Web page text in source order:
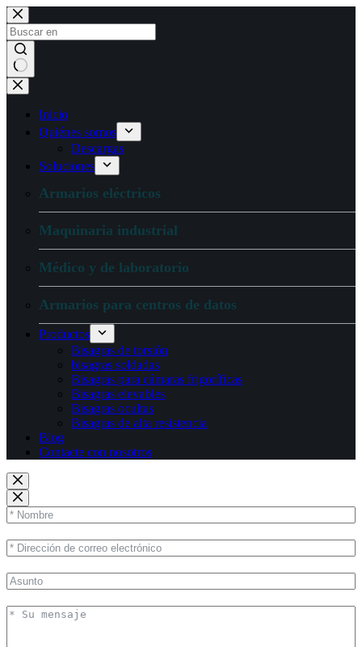
Ir
al
contenido
Sin
resultados
Inicio
Quiénes somos
Descargas
Soluciones
Armarios eléctricos
Maquinaria industrial
Médico y de laboratorio
Armarios para centros de datos
Productos
Bisagras de torsión
bisagras soldadas
Bisagras para cámaras frigoríficas
Bisagras elevables
Bisagras ocultas
Bisagras de alta resistencia
Blog
Contacte con nosotros